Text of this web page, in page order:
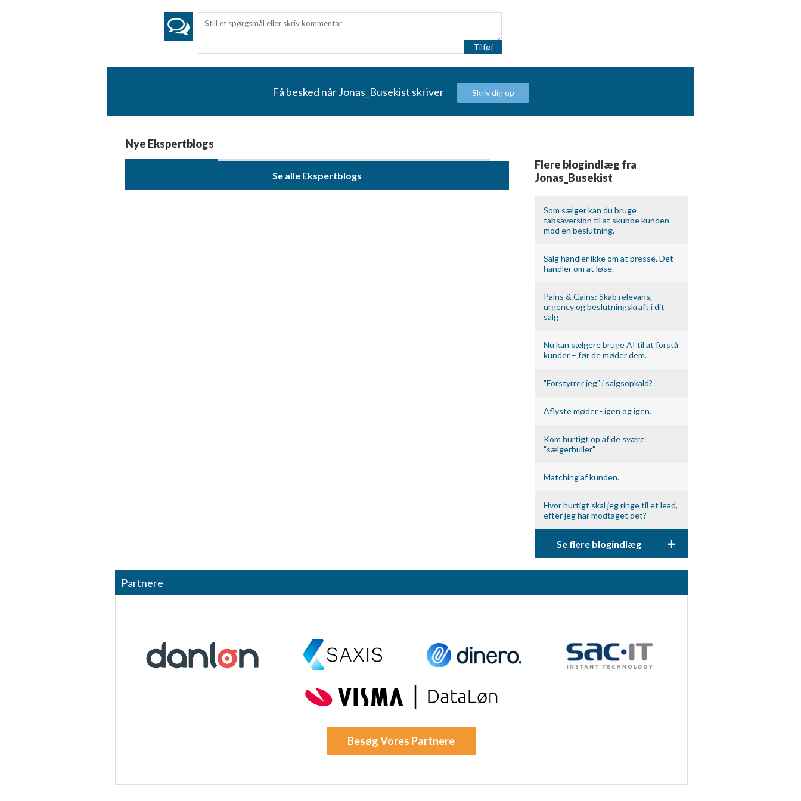
Tilføj
Få besked når Jonas_Busekist skriver Skriv dig op
Nye Ekspertblogs
Se alle Ekspertblogs
Flere blogindlæg fra
Jonas_Busekist
Som sælger kan du bruge
tabsaversion til at skubbe kunden
mod en beslutning.
Salg handler ikke om at presse. Det
handler om at løse.
Pains & Gains: Skab relevans,
urgency og beslutningskraft i dit
salg
Nu kan sælgere bruge AI til at forstå
kunder – før de møder dem.
"Forstyrrer jeg" i salgsopkald?
Aflyste møder - igen og igen.
Kom hurtigt op af de svære
"sælgerhuller"
Matching af kunden.
Hvor hurtigt skal jeg ringe til et lead,
efter jeg har modtaget det?
Se flere blogindlæg +
Partnere
Besøg Vores Partnere
Identificere enheder baseret på aktivt anmodede oplysninger